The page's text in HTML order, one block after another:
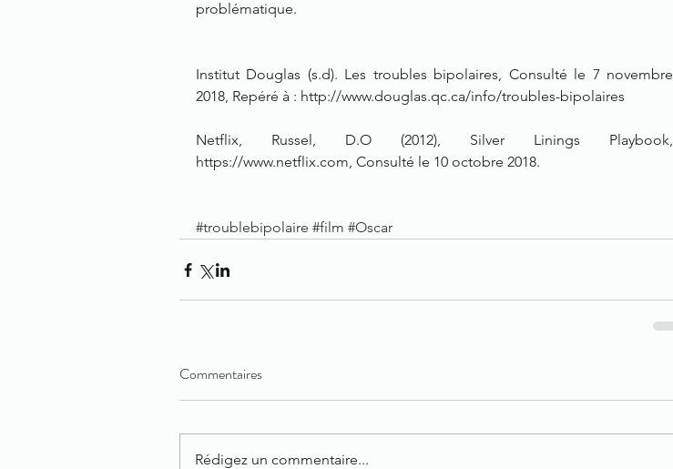
problématique.
Institut Douglas (s.d). Les troubles bipolaires, Consulté le 7 novembre
2018, Repéré à : http://www.douglas.qc.ca/info/troubles-bipolaires
Netflix, Russel, D.O (2012), Silver Linings Playbook,
https://www.netflix.com, Consulté le 10 octobre 2018.
#troublebipolaire #film #Oscar
Commentaires
Rédigez un commentaire...